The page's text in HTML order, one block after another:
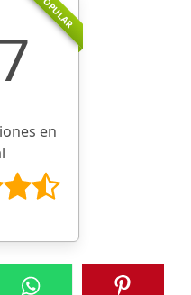
POPULAR
en